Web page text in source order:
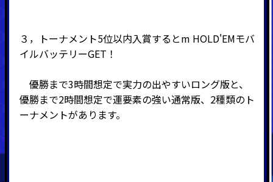
３，トーナメント5位以内入賞するとm HOLD'EMモバ
イルバッテリーGET！
優勝まで3時間想定で実力の出やすいロング版と、
優勝まで2時間想定で運要素の強い通常版、2種類のト
ーナメントがあります。